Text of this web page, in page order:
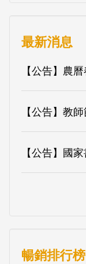
最新消息
【公告】農
【公告】教
【公告】國
暢銷排行榜